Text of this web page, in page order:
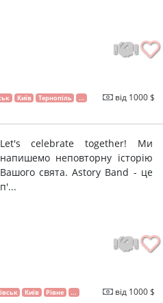
Київ Тернопіль ... від 1000 $
Let's celebrate together! Ми
напишемо неповторну історію
Вашого свята. Astory Band - це
п'...
Київ Рівне ... від 1000 $